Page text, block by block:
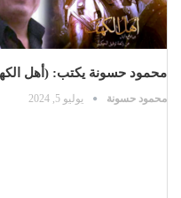
محمود حسونة يكتب: (أهل
محمود حسونة يوليو 5, 2024